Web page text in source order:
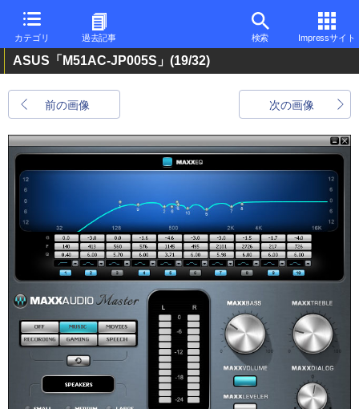
カテゴリ 過去記事 検索 Impressサイト
ASUS「M51AC-JP005S」 (19/32)
前の画像 次の画像